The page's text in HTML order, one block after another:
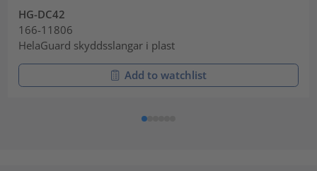
HG-DC42
166-11806
HelaGuard skyddsslangar i plast
Add to watchlist